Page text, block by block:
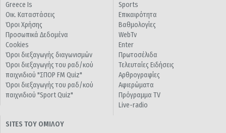
Greece Is
Οικ. Καταστάσεις
Όροι Χρήσης
Προσωπικά Δεδομένα
Cookies
Όροι διεξαγωγής διαγωνισμών
Όροι διεξαγωγής του ραδ/κού
παιχνιδιού "ΣΠΟΡ FM Quiz"
Όροι διεξαγωγής του ραδ/κού
παιχνιδιού "Sport Quiz"
Sports
Επικαιρότητα
Βαθμολογίες
WebTv
Enter
Πρωτοσέλιδα
Τελευταίες Ειδήσεις
Αρθρογραφίες
Αφιερώματα
Πρόγραμμα TV
Live-radio
SITES ΤΟΥ ΟΜΙΛΟΥ